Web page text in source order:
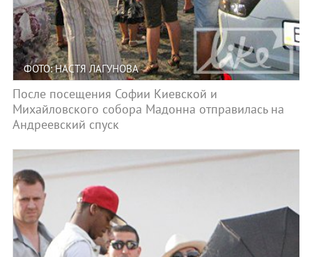
ФОТО: НАСТЯ ЛАГУНОВА
После посещения Софии Киевской и
Михайловского собора Мадонна отправилась на
Андреевский спуск